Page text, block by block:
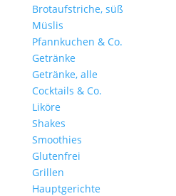
Brotaufstriche, süß
Müslis
Pfannkuchen & Co.
Getränke
Getränke, alle
Cocktails & Co.
Liköre
Shakes
Smoothies
Glutenfrei
Grillen
Hauptgerichte